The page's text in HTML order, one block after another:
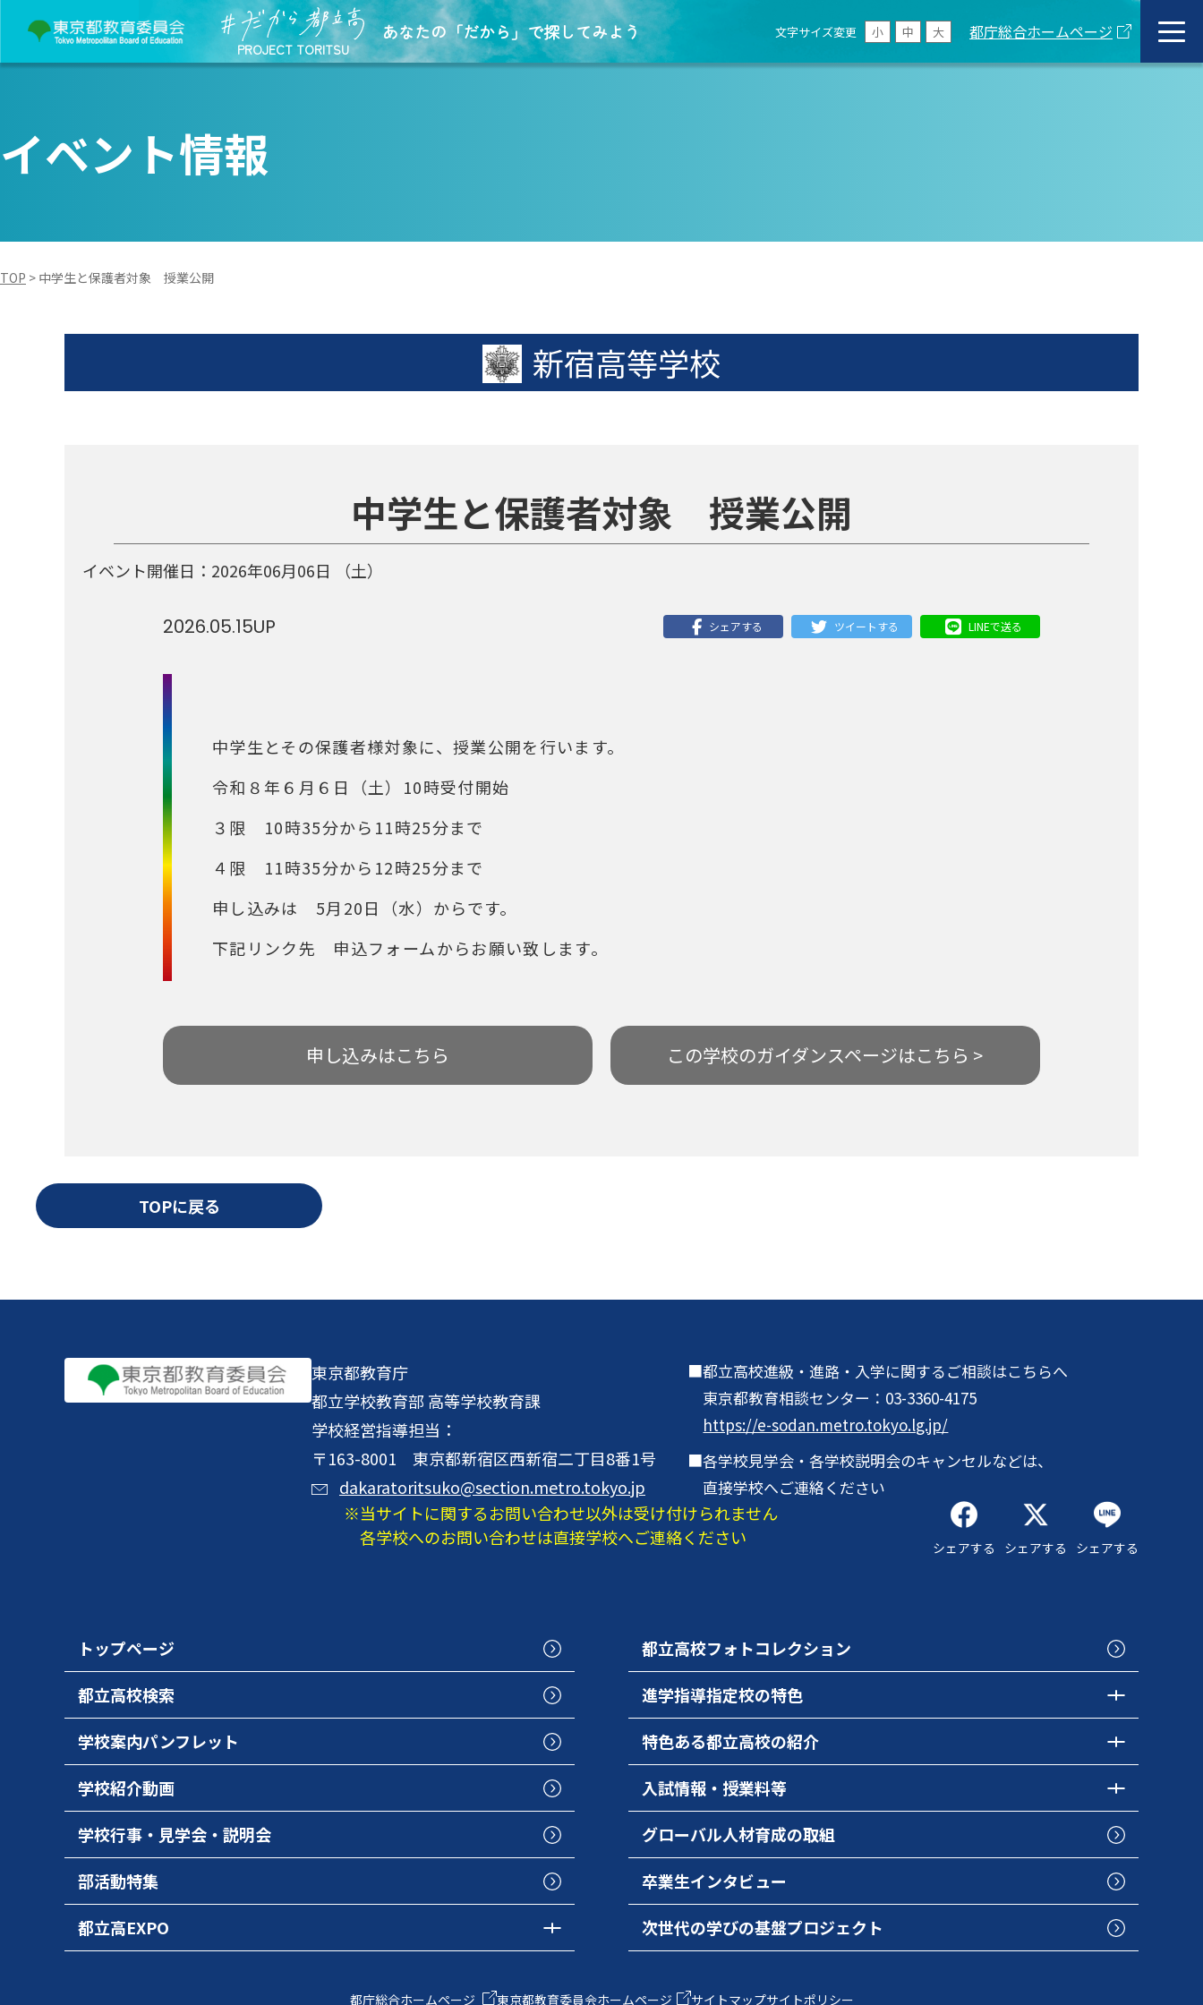
PROJECT TORITSU
あなたの「だから」で探してみよう 文字サイズ変更 小 中 大 都庁総合ホームページ
イベント情報
TOP > 中学生と保護者対象 授業公開
新宿高等学校
中学生と保護者対象 授業公開
イベント開催日： 2026年06月06日 （土）
2026.05.15UP シェアする ツイートする LINEで送る
中学生とその保護者様対象に、授業公開を行います。
令和８年６月６日（土）10時受付開始
３限 10時35分から11時25分まで
４限 11時35分から12時25分まで
申し込みは 5月20日（水）からです。
下記リンク先 申込フォームからお願い致します。
申し込みはこちら この学校のガイダンスページはこちら >
TOPに戻る
東京都教育庁
都立学校教育部 高等学校教育課
学校経営指導担当：
〒163-8001 東京都新宿区西新宿二丁目8番1号
dakaratoritsuko@section.metro.tokyo.jp
都立高校進級・進路・入学に関するご相談はこちらへ
東京都教育相談センター： 03-3360-4175
https://e-sodan.metro.tokyo.lg.jp/
各学校見学会・各学校説明会のキャンセルなどは、
直接学校へご連絡ください
当サイトに関するお問い合わせ以外は受け付けられません
各学校へのお問い合わせは直接学校へご連絡ください
シェアする シェアする シェアする
トップページ
都立高校検索
学校案内パンフレット
学校紹介動画
学校行事・見学会・説明会
部活動特集
都立高EXPO
都立高校フォトコレクション
進学指導指定校の特色
特色ある都立高校の紹介
入試情報・授業料等
グローバル人材育成の取組
卒業生インタビュー
次世代の学びの基盤プロジェクト
都庁総合ホームページ 東京都教育委員会ホームページ サイトマップサイトポリシー